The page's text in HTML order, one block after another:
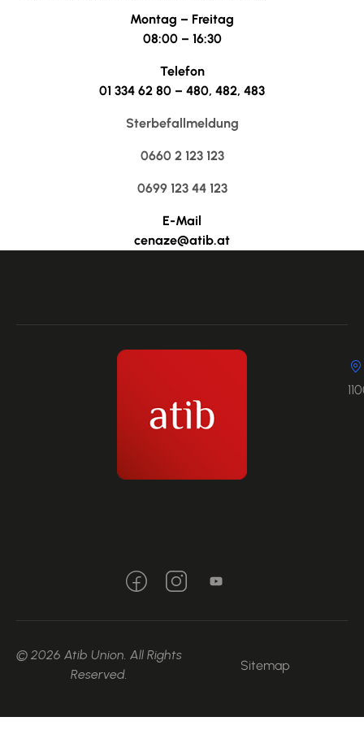
Montag – Freitag
08:00 – 16:30
Telefon
01 334 62 80 – 480, 482, 483
Sterbefallmeldung
0660 2 123 123
0699 123 44 123
E-Mail
cenaze@atib.at
© 2026 Atib Union. All Rights
Reserved.
Sitemap